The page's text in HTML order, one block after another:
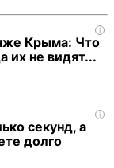
i
Крыма: Что
их не видят...
i
секунд, а
долго